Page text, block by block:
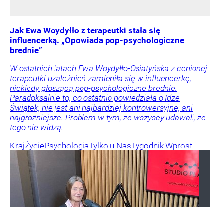
Jak Ewa Woydyłło z terapeutki stała się
influencerką. „Opowiada pop-psychologiczne
brednie”
W ostatnich latach Ewa Woydyłło-Osiatyńska z cenionej
terapeutki uzależnień zamieniła się w influencerkę,
niekiedy głoszącą pop-psychologiczne brednie.
Paradoksalnie to, co ostatnio powiedziała o Idze
Świątek, nie jest ani najbardziej kontrowersyjne, ani
najgroźniejsze. Problem w tym, że wszyscy udawali, że
tego nie widzą.
KrajŻyciePsychologiaTylko u NasTygodnik Wprost